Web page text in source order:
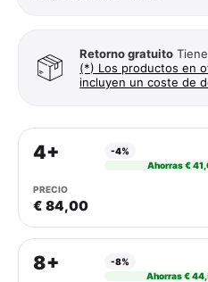
Retorno gratuito
(*) Los productos en
incluyen un coste de
4+
-4%
Ahorras €
€ 84,00
8+
-8%
Ahorras €